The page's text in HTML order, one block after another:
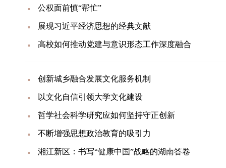
公权面前慎“帮忙”
展现习近平经济思想的经典文献
高校如何推动党建与意识形态工作深度融合
创新城乡融合发展文化服务机制
以文化自信引领大学文化建设
哲学社会科学研究应如何坚持守正创新
不断增强思想政治教育的吸引力
湘江新区：书写“健康中国”战略的湖南答卷